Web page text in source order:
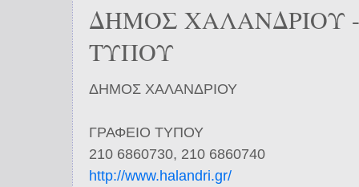
ΔΗΜΟΣ ΧΑΛΑΝΔΡΙΟΥ
ΤΥΠΟΥ
ΔΗΜΟΣ ΧΑΛΑΝΔΡΙΟΥ
ΓΡΑΦΕΙΟ ΤΥΠΟΥ
210 6860730, 210 6860740
http://www.halandri.gr/